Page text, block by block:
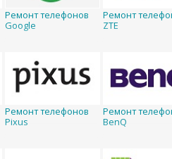
Ремонт телефонов
Google
Ремонт
ZTE
Ремонт телефонов
Pixus
Ремонт
BenQ